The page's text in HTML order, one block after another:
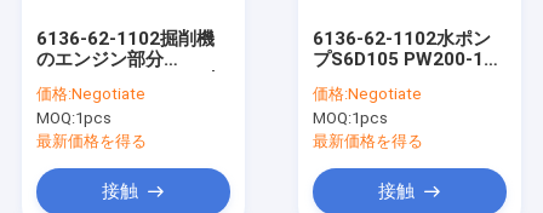
6136-62-1102掘削機
のエンジン部分
ポンプ
価格:Negotiate
MOQ:1pcs
最新価格を得る
接触
6136-62-1102水ポン
プS6D105 PW200-1
PC220-3 6136-62-
1100 6136-61-1200を
カスタマイズしなさい
価格:Negotiate
MOQ:1pcs
最新価格を得る
接触